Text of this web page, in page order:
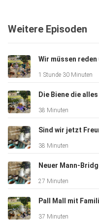
Weitere Episoden
1 Stunde 30 Minuten
38 Minuten
Sind wir jetzt
38 Minuten
Neuer Mann-
27 Minuten
37 Minuten